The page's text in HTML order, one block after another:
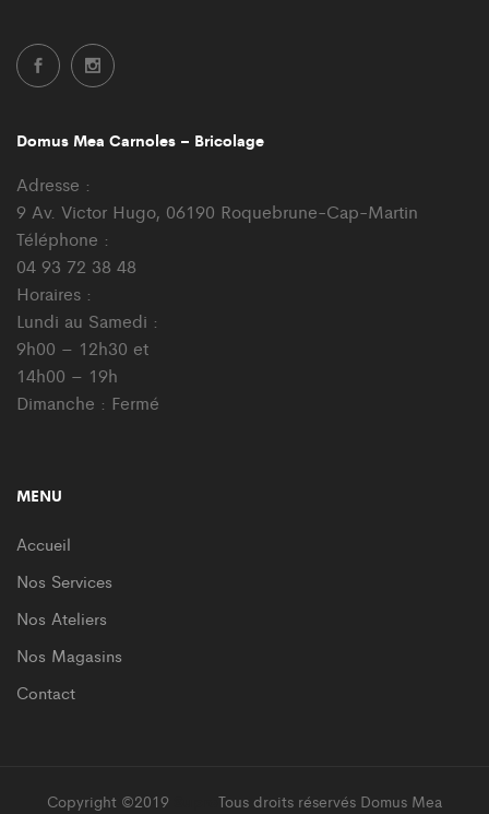
Domus Mea Carnoles – Bricolage
Adresse :
9 Av. Victor Hugo, 06190 Roquebrune-Cap-Martin
Téléphone :
04 93 72 38 48
Horaires :
Lundi au Samedi :
9h00 – 12h30 et
14h00 – 19h
Dimanche : Fermé
MENU
Accueil
Nos Services
Nos Ateliers
Nos Magasins
Contact
Copyright ©2019 Tous droits réservés Domus Mea